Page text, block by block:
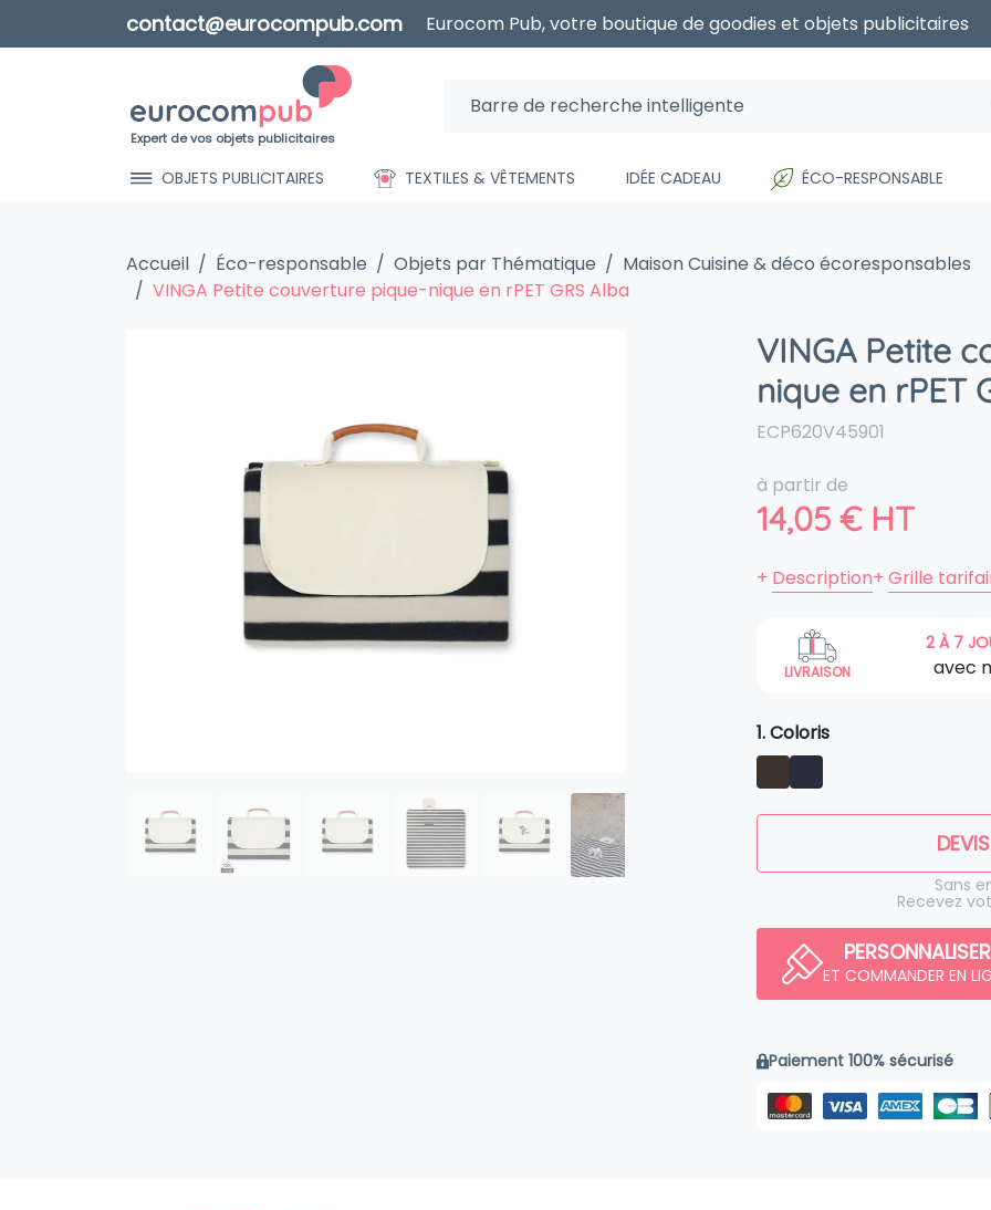
contact@eurocompub.com Eurocom Pub, votre boutique de goodies et objets publicitaires
Expert de vos objets publicitaires
OBJETS PUBLICITAIRES TEXTILES & VÊTEMENTS IDÉE CADEAU ÉCO-RESPONSABLE
Accueil Éco-responsable Objets par Thématique
Maison Cuisine & déco écoresponsables
VINGA Petite couverture pique-nique en rPET GRS Alba
VINGA Petite
nique en rPET
ECP620V45901
à partir de
14,05 €HT
+ Description+ Grille
LIVRAISON
2 À 7
avec
1. Coloris
Sans
Recevez
PERSONNALISER
ET COMMANDER EN
Paiement 100% sécurisé